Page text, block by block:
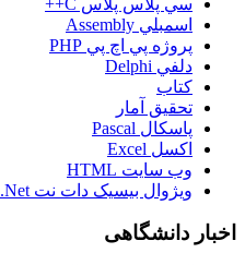
سي پلاس پلاس C++
اسمبلي Assembly
پروژه پي اچ پي PHP
دلفي Delphi
کتاب
تحقيق آمار
پاسکال Pascal
اکسل Excel
وب سايت HTML
ويژوال بيسيک دات نت VB.Net
اخبار دانشگاهی